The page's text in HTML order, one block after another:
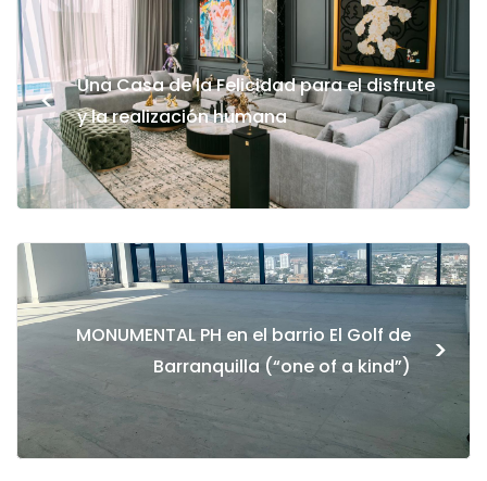
<
Una Casa de la Felicidad para el disfrute
y la realización humana
MONUMENTAL PH en el barrio El Golf de
Barranquilla (“one of a kind”)
>